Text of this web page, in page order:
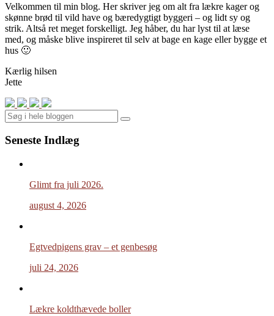
Velkommen til min blog. Her skriver jeg om alt fra lækre kager og
skønne brød til vild have og bæredygtigt byggeri – og lidt sy og
strik. Altså ret meget forskelligt. Jeg håber, du har lyst til at læse
med, og måske blive inspireret til selv at bage en kage eller bygge et
hus 🙂
Kærlig hilsen
Jette
Search
Seneste Indlæg
Glimt fra juli 2026.
august 4, 2026
Egtvedpigens grav – et genbesøg
juli 24, 2026
Lækre koldthævede boller